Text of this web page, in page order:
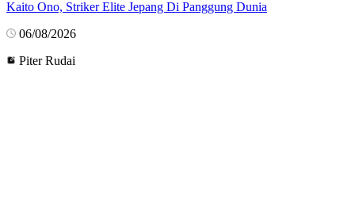
Kaito Ono, Striker Elite Jepang Di Panggung Dunia
06/08/2026
Piter Rudai